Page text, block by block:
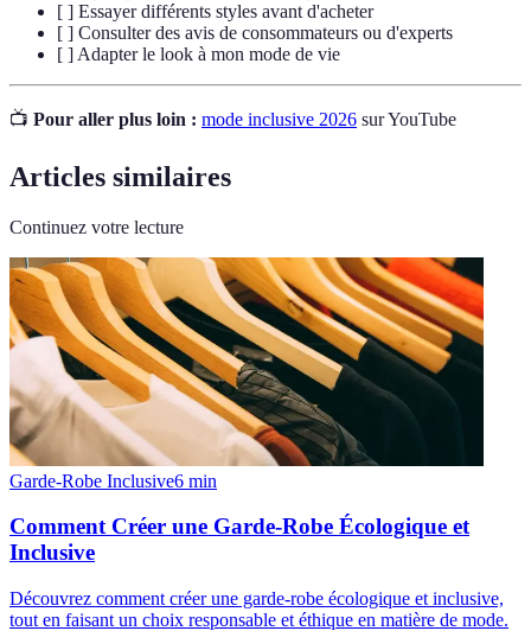
[ ] Essayer différents styles avant d'acheter
[ ] Consulter des avis de consommateurs ou d'experts
[ ] Adapter le look à mon mode de vie
📺 Pour aller plus loin : mode inclusive 2026 sur YouTube
Articles similaires
Continuez votre lecture
Garde-Robe Inclusive6 min
Comment Créer une Garde-Robe Écologique et
Inclusive
Découvrez comment créer une garde-robe écologique et inclusive,
tout en faisant un choix responsable et éthique en matière de mode.